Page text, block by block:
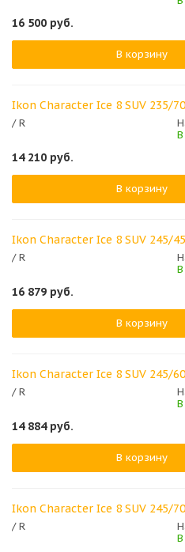
16 500 руб.
В корзину
Ikon Character Ice 8 SUV 235/
/ R
14 210 руб.
В корзину
Ikon Character Ice 8 SUV 245/
/ R
16 879 руб.
В корзину
Ikon Character Ice 8 SUV 245/
/ R
14 884руб.
В корзину
Ikon Character Ice 8 SUV 245/
/ R